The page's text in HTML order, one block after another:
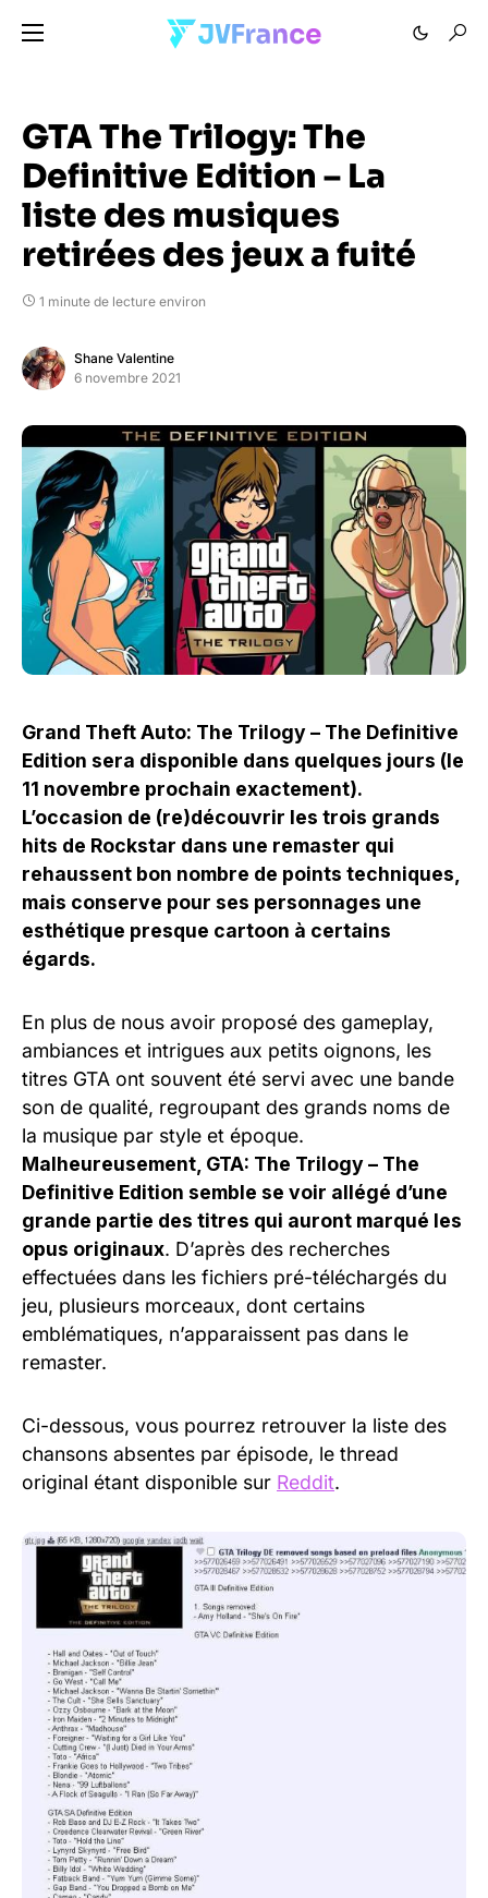
GTA The Trilogy: The
Definitive Edition – La
liste des musiques
retirées des jeux a fuité
1 minute de lecture environ
Shane Valentine
6 novembre 2021
Grand Theft Auto: The Trilogy – The Definitive
Edition sera disponible dans quelques jours (le
11 novembre prochain exactement).
L’occasion de (re)découvrir les trois grands
hits de Rockstar dans une remaster qui
rehaussent bon nombre de points techniques,
mais conserve pour ses personnages une
esthétique presque cartoon à certains
égards.
En plus de nous avoir proposé des gameplay,
ambiances et intrigues aux petits oignons, les
titres GTA ont souvent été servi avec une bande
son de qualité, regroupant des grands noms de
la musique par style et époque.
Malheureusement, GTA: The Trilogy – The
Definitive Edition semble se voir allégé d’une
grande partie des titres qui auront marqué les
opus originaux. D’après des recherches
effectuées dans les fichiers pré-téléchargés du
jeu, plusieurs morceaux, dont certains
emblématiques, n’apparaissent pas dans le
remaster.
Ci-dessous, vous pourrez retrouver la liste des
chansons absentes par épisode, le thread
original étant disponible sur Reddit.